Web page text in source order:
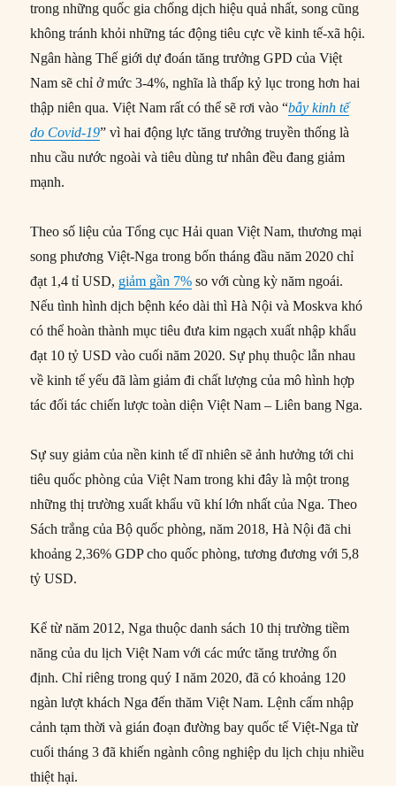
trong những quốc gia chống dịch hiệu quả nhất, song cũng
không tránh khỏi những tác động tiêu cực về kinh tế-xã hội.
Ngân hàng Thế giới dự đoán tăng trưởng GPD của Việt
Nam sẽ chỉ ở mức 3-4%, nghĩa là thấp kỷ lục trong hơn hai
thập niên qua. Việt Nam rất có thể sẽ rơi vào “bẫy kinh tế
do Covid-19” vì hai động lực tăng trưởng truyền thống là
nhu cầu nước ngoài và tiêu dùng tư nhân đều đang giảm
mạnh.
Theo số liệu của Tổng cục Hải quan Việt Nam, thương mại
song phương Việt-Nga trong bốn tháng đầu năm 2020 chỉ
đạt 1,4 tỉ USD, giảm gần 7% so với cùng kỳ năm ngoái.
Nếu tình hình dịch bệnh kéo dài thì Hà Nội và Moskva khó
có thể hoàn thành mục tiêu đưa kim ngạch xuất nhập khẩu
đạt 10 tỷ USD vào cuối năm 2020. Sự phụ thuộc lẫn nhau
về kinh tế yếu đã làm giảm đi chất lượng của mô hình hợp
tác đối tác chiến lược toàn diện Việt Nam – Liên bang Nga.
Sự suy giảm của nền kinh tế dĩ nhiên sẽ ảnh hưởng tới chi
tiêu quốc phòng của Việt Nam trong khi đây là một trong
những thị trường xuất khẩu vũ khí lớn nhất của Nga. Theo
Sách trắng của Bộ quốc phòng, năm 2018, Hà Nội đã chi
khoảng 2,36% GDP cho quốc phòng, tương đương với 5,8
tỷ USD.
Kể từ năm 2012, Nga thuộc danh sách 10 thị trường tiềm
năng của du lịch Việt Nam với các mức tăng trưởng ổn
định. Chỉ riêng trong quý I năm 2020, đã có khoảng 120
ngàn lượt khách Nga đến thăm Việt Nam. Lệnh cấm nhập
cảnh tạm thời và gián đoạn đường bay quốc tế Việt-Nga từ
cuối tháng 3 đã khiến ngành công nghiệp du lịch chịu nhiều
thiệt hại.